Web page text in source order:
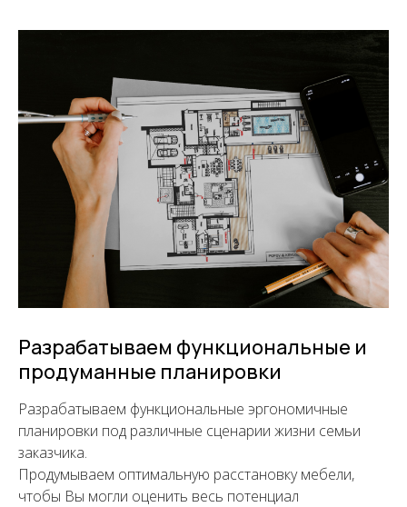
Разрабатываем функциональные и
продуманные планировки
Разрабатываем функциональные эргономичные
планировки под различные сценарии жизни семьи
заказчика.
Продумываем оптимальную расстановку мебели,
чтобы Вы могли оценить весь потенциал